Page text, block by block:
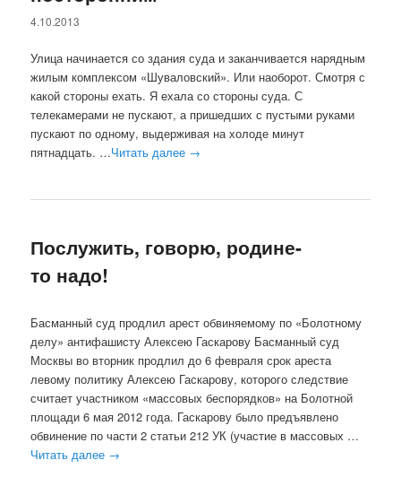
4.10.2013
Улица начинается со здания суда и заканчивается нарядным
жилым комплексом «Шуваловский». Или наоборот. Смотря с
какой стороны ехать. Я ехала со стороны суда. С
телекамерами не пускают, а пришедших с пустыми руками
пускают по одному, выдерживая на холоде минут
пятнадцать. …Читать далее →
Послужить, говорю, родине-
то надо!
Басманный суд продлил арест обвиняемому по «Болотному
делу» антифашисту Алексею Гаскарову Басманный суд
Москвы во вторник продлил до 6 февраля срок ареста
левому политику Алексею Гаскарову, которого следствие
считает участником «массовых беспорядков» на Болотной
площади 6 мая 2012 года. Гаскарову было предъявлено
обвинение по части 2 статьи 212 УК (участие в массовых …
Читать далее →